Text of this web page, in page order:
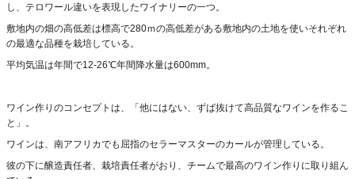
し、テロワール違いを表現したワイナリーの一つ。
敷地内の畑の高低差は標高で280ｍの高低差がある敷地内の土地を使いそれぞれ
の最適な品種を栽培している。
平均気温は年間で12-26℃年間降水量は600mm。
ワイン作りのコンセプトは、「他にはない、ずば抜けて高品質なワインを作るこ
と」。
ワインは、南アフリカでも屈指のセラーマスターのカールが管理している。
彼の下に醸造責任者、栽培責任者がおり、チームで最高のワイン作りに取り組ん